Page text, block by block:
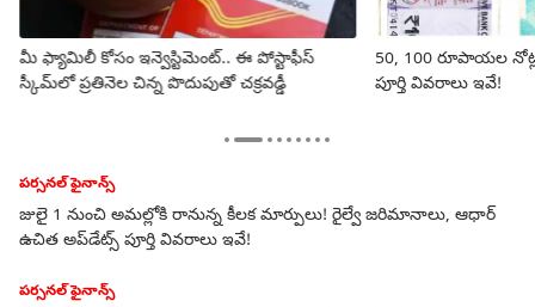
మీ ఫ్యామిలీ కోసం ఇన్వెస్టిమెంట్.. ఈ పోస్టాఫీస్
స్కీమ్‌లో ప్రతినెల చిన్న పొదుపుతో చక్రవడ్డీ
50, 100 రూపాయల
పూర్తి వివరాలు ఇవే!
పర్సనల్ ఫైనాన్స్
అప్పు ఇచ్చారని అడ్డగోలుగా వసూలుకు ప్రయత్నిస్తే నేరమే - ఆర్బీఐ కొత్త
మార్గదర్శకాలు ఇవిగో
పర్సనల్ ఫైనాన్స్